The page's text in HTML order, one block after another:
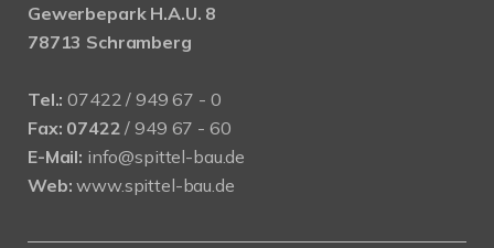
Gewerbepark H.A.U. 8
78713 Schramberg
Tel.: 07422 / 949 67 - 0
Fax: 07422 / 949 67 - 60
E-Mail: info@spittel-bau.de
Web: www.spittel-bau.de